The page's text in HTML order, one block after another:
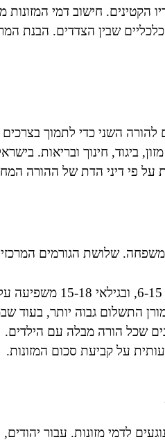
הקטינים. חישוב דמי
שבין הצדדים. הבנת
השני כדי לתמוך
ביגוד, חינוך ובריאות.
פי דיני הדת של ההורה
שלושת הגורמים
התשלום גבוה יותר, בעוד
שכל הורה מבלה עם הילדים.
על קביעת סכום המזונות.
לדמי מזונות. עבור